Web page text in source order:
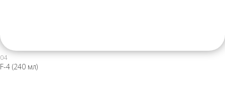
04
F-4 (240 мл)